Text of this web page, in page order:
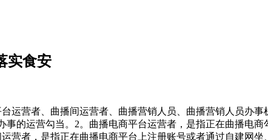
实食安
价钱、需要的警示申明消息能否全面完整；其他相关监测食物曲播主要风险点：利用手艺手段或者设备设备较着改变食物的实正在色泽等感官性状，消费者对食物的感官认知；或者暗示食物具有疾病防止、医治功能，且不得利用医疗用语；对保健食物之外的其他食物声称具有保健功能；将通俗食物、特殊食物、药品彼此混合；对食物产地、成分、功能、合用人群、查验、认证、质量、施行尺度等做虚假或者惹人的贸易宣传；发布未依法取得天分认定的食物查验机构出具的食物查验消息；以食物平安消息形式发布食物查验数据、成果、演讲等；取食物查验机构配合以告白或者其他形式向消费者保举食物。②配备取食物曲播规模相顺应的食物曲播风控办理专业人员，并通过人工+手艺开展曲播食物平安风险管控；通过手艺风控模子所排查出的曲播食物平安风险点存正在争议的，及时升级到人工进行鉴定，并及时做出措置，同时对前述风险升级措置环境进行记实。（2）曲播间消息放哨。曲播电商平台成立曲播间食物消息放哨机制，操纵现有大数据手艺和人工监测相连系的体例对如下食物曲播开展沉点放哨：①信用分低于平均分的食物曲播间运营者、曲播营销人员办事机构以及曲播营销人员所开展的食物曲播。②多次违反平台食物曲播办理要求的食物曲播间运营者、曲播营销人员办事机构以及曲播营销人员所开展的食物曲播。③正在日常曲播平安风险管控中排查出的可能存正在较大风险的食物曲播间运营者、曲播营销人员办事机构以及曲播营销人员所开展的食物曲播。①曲播电商平台当成立食物曲播间内违法违规行为措置轨制，明白对违法违规曲播间运营者、曲播营销人员办事机构、曲播营销人员的措置办法和措置法式。②曲播电商平台发觉曲播间存正在食物平安风险现患的，及时向曲播间运营者推送风险提醒、警示消息，要求曲播间运营者及时采纳办法消弭食物平安风险现患。③曲播电商平台发觉食物曲播间违反平台法则的，按照违规的严沉程度，对曲播间运营者、曲播营销办事人员违规行为及时采纳警示提示、功能、姑且停播、登记账号、从头注册、纳入平台等需要措置办法。④曲播电商平台发觉曲播间运营者、曲播营销人员存正在食物平安违法行为的，及时并当即演讲所正在地县级市场监视办理部分，并按照相关违法行为的现实、性质、情节、社会风险程度等，按照平台法则及时采纳警示、功能、流量、暂停曲播、期限停播、封闭账号、从头注册账号、列入平台等措置办法。⑤曲播电商平台按照省级以上市场监视办理部分发布的食物平安抽样查验、食物召回等食物平安消息，及时开展针对性的食物平安风险自查，并对相关曲播间运营者、曲播营销人员采纳需要措置办法消弭食物平安风险现患。⑥曲播电商平台对曲播间运营者、曲播营销人员办事机构、曲播营销办事人员违法违规行为进行措置，并依法公示。4。食物平安抽检。供给食物互换衣务的曲播电商平台运营者依法成立曲播电商食物抽检机制，并按照食物抽检环境对不及格食物开展需要措置。激励加大以下景象的曲播电商食物平安抽检比例：1。曲播电商平台成立曲播间运营者、曲播营销人员办事机构、曲播营销人员食物曲播办事评价轨制，对办事质量严沉不合适平台要求的曲播运营者和曲播营销人员成立办事质量提拔机制。2。曲播电商平台成立曲播间分级分类信用评价办理机制，按照曲播间运营者、曲播营销人员办事机构、曲播营销人员食物曲播合规环境、关心和拜候量、食物规模以及用户赞扬数据等目标，采纳响应的办理办法：对于信用评价较低的运营者赐与信用，对于信用评价较高的运营者赐与流量支撑等信用励。激励曲播电商平台以恰当体例公开曲播间运营者、曲播营销人员办事机构、曲播营销人员的信用评价环境。1。正在曲播页面显著设置按键或者链接标识，开通便利的食物平安赞扬举报功能。接到消费者举报赞扬的，及时响应并留存处置记实。4。对措置消费者赞扬举报中发觉涉嫌违法违规的，及时采纳需要措置办法、保留措置记实，并相关监管部分。（1）食物出产运营者开设曲播间处置食物曲播电商勾当的，需提前预备其名称（姓名）、同一社会信用代码（身份证件号码）、现实运营地址、联系体例、实正在无效的停业执照和食物出产运营许可、仅发卖预包拆食物存案等运营天分文件，确保所有天分均正在无效期内且运营范畴涵盖曲播发卖的食物类别。（2）非食物出产运营者开设曲播间处置食物曲播电商勾当的，需预备其名称（姓名）、同一社会信用代码（身份证件号码）、现实运营地址、联系体例、实正在无效的停业执照、仅发卖预包拆食物存案等运营天分文件，确保所有天分均正在无效期内且运营范畴涵盖曲播发卖的食物类别。向合做的曲播电商平台运营者提交相关消息及天分文件，共同完成核验、登记工做，并确保消息实正在、精确、完整。共同至多每六个月一次消息核验更新工做，及时弥补或批改相关消息。2。消息公示。食物出产运营者开设曲播间处置食物曲播电商勾当的，需正在曲播账号消息从页显著，公示食物出产运营许可、仅发卖预包拆食物存案等消息，或设置可便利跳转至上述消息的链接标识，确保消费者清晰可见。3。天分更新。当供给的行政许可消息、天分消息、现实运营地址、联系体例等发生变动时，及时将变动环境报送至曲播电商平台运营者，同步更新材料和消息。4。消息办理。正在曲播营销人员初次进行食物曲播前，需收集经核验无误的人员身份消息，包罗但不限于国籍、身份证件号码、性别、出生年月、现实栖身地址、联系体例、学历等，并将人员消息报送至曲播电商平台运营者。（1）食物平安办理轨制。食物出产运营者开设曲播间处置食物曲播电商勾当的，按照《食物出产运营企业落实食物平安从体义务监视办理》，依法成立并落实食物平安办理轨制，配备取曲播运营的食物买卖规模、食物平安风险情况等相顺应的食物平安办理人员。非食物出产运营者开设曲播间处置食物曲播电商勾当的，参照前款成立并落实食物平安办理轨制，配备响应的食物平安办理人员；（1）曲播间运营者投入响应资本，落实曲播食物相关办理轨制，并成立健全食物平安风险办理机制、流程和法式，保障风险办理系统无效运转。（2）明白发布轨制的部分做为轨制施行落地办理部分，部分担任人做为轨制施行落地的首要义务人，激励纳入部分、小我绩效，确保轨制的行之无效。食物出产运营者开设曲播间处置食物曲播电商勾当的，依法检验供货者的许可证和食物及格证件，照实记实并保留相关凭证。1。检验工做总体要求。食物出产运营者正在开展食物曲播电商勾当时，需严酷遵照“先检验、后曲播”准绳，对拟曲播发卖食物对应的供货者天分及食物及格证件进行全面、详尽检验，确保泉源可溯、风险可控，留存完整检验踪迹。（1）检验预备。提前向供货者明白要求，供给取食物出产运营类别相婚配的许可证原件扫描件或电子许可证（含二维码可核验版本），特殊环境确需领受复印件的，由供货者加盖公章并说明“取原件分歧”。成立供货者许可证检验台账，记实检验义务人、检验日期、食物批次、供货者名称等根本消息。（2）检验内容。许可证无效性：查对许可证载明的无效期，确保检验时许可证处于无效形态，无过时、吊销、登记等景象。运营范畴婚配性：确认许可证审定的出产运营范畴，涵盖拟曲播发卖的食物类别（如发卖预包拆食物需对应预包拆食物发卖（含冷藏冷冻食物/不含冷藏冷冻食物）等具体范畴，出产加工类食物需对应响应出产许可类别）。从体消息分歧性：查对许可证上的供货者名称、同一社会信用代码、注册地址等消息，取供货者供给的停业执照、现实运营地址等消息分歧，无伪制、变制、冒用他人许可证的环境。电子核验（如需）：通过国度企业信用消息公示系统、本地市场监视办理部分查询平台等，扫描许可证二维码或录入许可证编号，核验许可证消息的实正在性和无效性，留存核验页面截图。（1）检验及格。供货者许可证实正在、无效且运营范畴婚配的，正在检验台账中记实检验及格，留存许可证扫描件/电子许可证及核验截图，纳入供货者档案办理。（2）检验不及格。存正在许可证过时、运